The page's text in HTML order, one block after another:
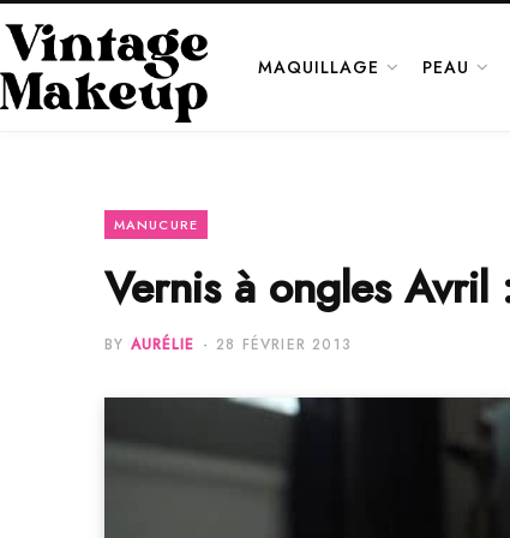
MAQUILLAGE PEAU
MANUCURE
Vernis à ongles Avril
BY AURÉLIE 28 FÉVRIER 2013